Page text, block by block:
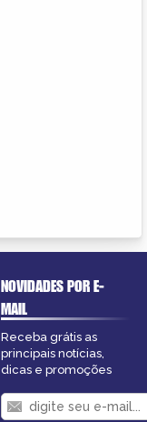
NOVIDADES POR E-
MAIL
Receba grátis as
principais notícias,
dicas e promoções